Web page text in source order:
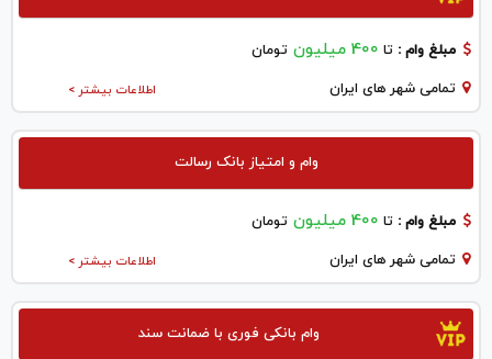
مبلغ وام : تا 400 میلیون تومان
اطلاعات بیشتر > تمامی شهر های ایران
وام و امتیاز بانک رسالت
مبلغ وام : تا 400 میلیون تومان
اطلاعات بیشتر > تمامی شهر های ایران
وام بانکی فوری با ضمانت سند